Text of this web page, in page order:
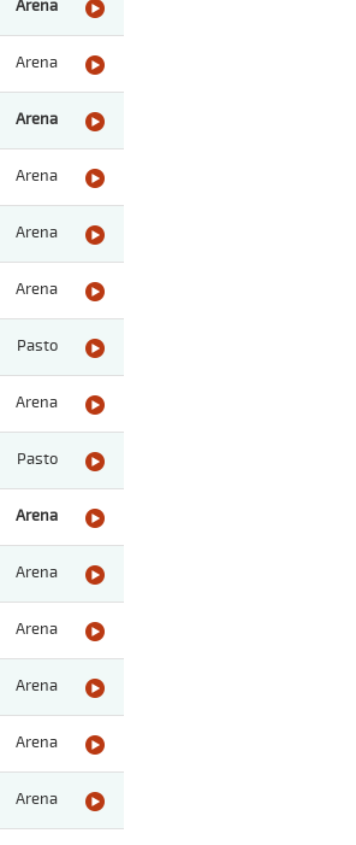
Arena
Arena
Arena
Arena
Arena
Arena
Pasto
Arena
Pasto
Arena
Arena
Arena
Arena
Arena
Arena